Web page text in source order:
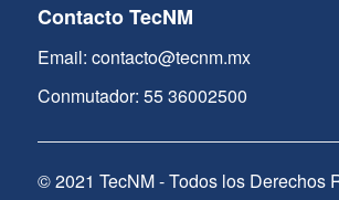
Contacto TecNM
Email: contacto@tecnm.mx
Conmutador: 55 36002500
© 2021 TecNM - Todos los Derechos